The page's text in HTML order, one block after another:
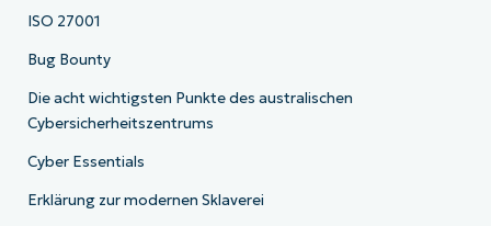
ISO 27001
Bug Bounty
Die acht wichtigsten Punkte des australischen
Cybersicherheitszentrums
Cyber Essentials
Erklärung zur modernen Sklaverei